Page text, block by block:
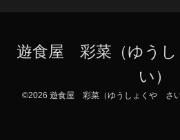
遊食屋 彩菜（ゆう
い）
©2026 遊食屋 彩菜（ゆうしょくや さい